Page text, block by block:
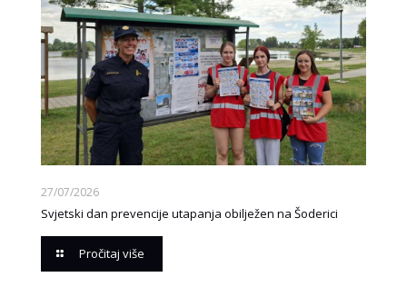
27/07/2026
Svjetski dan prevencije utapanja obilježen na Šoderici
Pročitaj više